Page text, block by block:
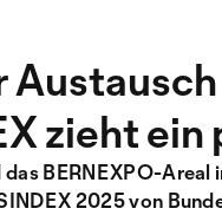
zieht
das BERNEXPO-
2025 von